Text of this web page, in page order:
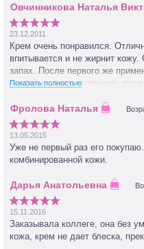
Если есть проблемы с
Моя оценка 5.
23.12.2011
Крем очень понравился.
впитывается и не жирнит кожу.
запах. После первого же
особенно, если применять
Показать полностью
13.05.2015
Уже не первый раз его
комбинированной кожи.
15.11.2016
Заказывала коллеге, она без
кожа, крем не дает блеска,